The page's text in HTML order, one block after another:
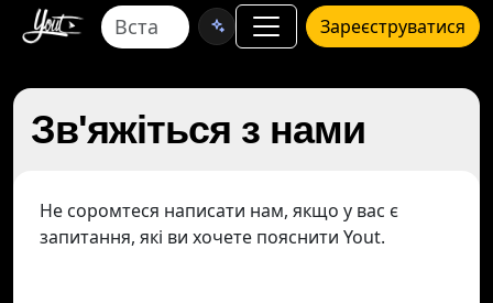
Зареєструватися
Зв'яжіться з нами
Не соромтеся написати нам, якщо у вас є
запитання, які ви хочете пояснити Yout.